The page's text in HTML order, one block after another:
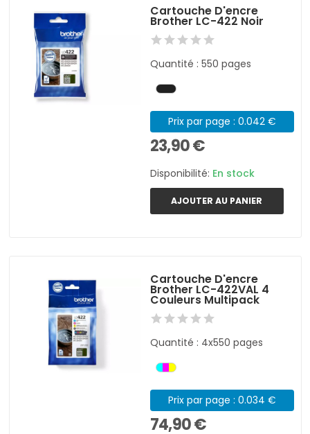
Cartouche D'encre
Brother LC-422 Noir
Quantité : 550 pages
Prix par page : 0.042 €
23,90 €
Disponibilité: En stock
AJOUTER AU PANIER
Cartouche D'encre
Brother LC-422VAL 4
Couleurs Multipack
Quantité : 4x550 pages
Prix par page : 0.034 €
74,90 €